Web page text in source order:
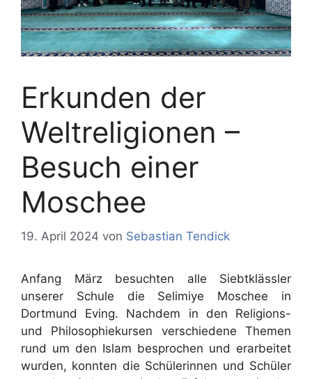
Erkunden der
Weltreligionen –
Besuch einer
Moschee
19. April 2024 von Sebastian Tendick
Anfang März besuchten alle Siebtklässler
unserer Schule die Selimiye Moschee in
Dortmund Eving. Nachdem in den Religions-
und Philosophiekursen verschiedene Themen
rund um den Islam besprochen und erarbeitet
wurden, konnten die Schülerinnen und Schüler